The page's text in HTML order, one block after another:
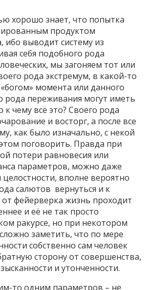
хорошо знает, что попытка
продуктом
ибо выводит систему из
себя подобного рода
мы загоняем тот или
рода экстремум, в какой-то
момента или данного
рода переживания могут иметь
чему всё это? Своего рода
и восторг, а после все
как было изначально, с некой
поговорить. Правда при
потери равновесия или
параметров, можно даже
вполне вероятно
салютов вернуться и к
от фейерверка жизнь проходит
и её не так просто
ракурсе, но при некотором
заметить, что по мере
собственно сам человек
сторону от совершенства,
и утонченности.
то одним параметров – не